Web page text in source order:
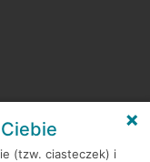
(tzw. ciasteczek) i